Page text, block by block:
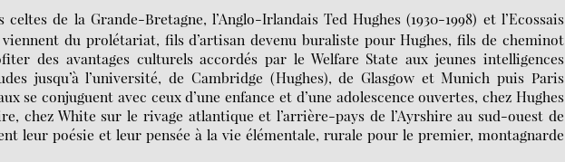
de la Grande-Bretagne, l’Anglo-Irlandais Ted Hughes (1930-1998) et l’Ecossais
viennent du prolétariat, fils d’artisan devenu buraliste pour Hughes, fils de cheminot
des avantages culturels accordés par le Welfare State aux jeunes intelligences
jusqu’à l’université, de Cambridge (Hughes), de Glasgow et Munich puis Paris
se conjuguent avec ceux d’une enfance et d’une adolescence ouvertes, chez Hughes
chez White sur le rivage atlantique et l’arrière-pays de l’Ayrshire au sud-ouest de
leur poésie et leur pensée à la vie élémentale, rurale pour le premier, montagnarde